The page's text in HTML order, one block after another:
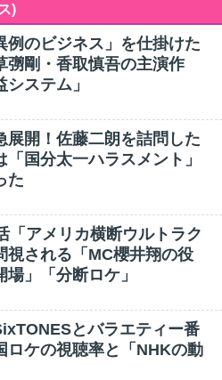
)
例のビジネス」を仕掛けた
彅剛・香取慎吾の主演作
システム」
展開！佐藤二朗を詰問した
「国分太一ハラスメント」
た
「アメリカ横断ウルトラク
視される「MC櫻井翔の役
」「分断ロケ」
とバラエティー番
ロケの視聴率と「NHKの動